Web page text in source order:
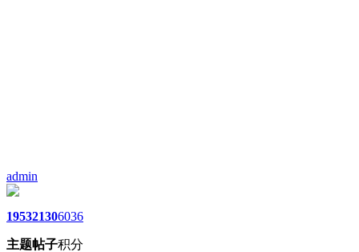
admin
1953
主题
2130
帖子
6036
积分